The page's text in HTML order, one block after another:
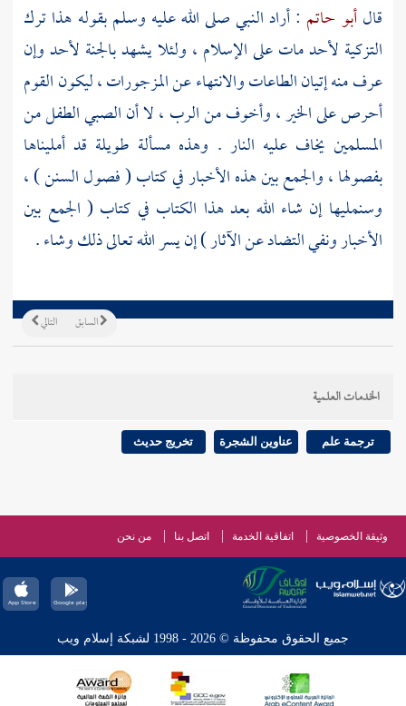
قالأبو حاتم : أراد النبي صلى الله عليه وسلم بقوله هذا ترك
التزكية لأحد مات على الإسلام ، ولئلا يشهد بالجنة لأحد وإن
عرف منه إتيان الطاعات والانتهاء عن المزجورات ، ليكون القوم
أحرص على الخير ، وأخوف من الرب ، لا أن الصبي الطفل من
المسلمين يخاف عليه النار . وهذه مسألة طويلة قد أمليناها
بفصولها ، والجمع بين هذه الأخبار في كتاب ( فصول السنن ) ،
وسنمليها إن شاء الله بعد هذا الكتاب في كتاب ( الجمع بين
الأخبار ونفي التضاد عن الآثار ) إن يسر الله تعالى ذلك وشاء .
التالي السابق
الخدمات العلمية
ترجمة علم عناوين الشجرة تخريج حديث
وثيقة الخصوصية اتفاقية الخدمة اتصل بنا من نحن
جميع الحقوق محفوظة © 2026 - 1998 لشبكة إسلام ويب